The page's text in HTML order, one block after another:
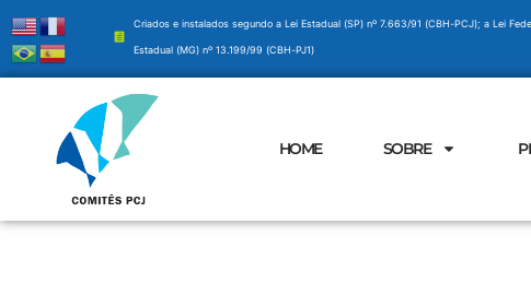
Criados e instalados segundo a Lei Estadual (SP) nº 7.663/91 (CBH-PCJ); a Lei
Estadual (MG) nº 13.199/99 (CBH-PJ1)
HOME SOBRE